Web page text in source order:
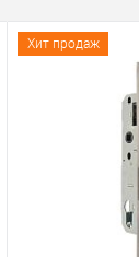
Хит продаж